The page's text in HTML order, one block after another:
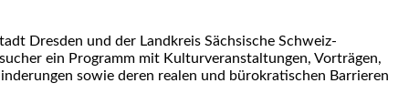
Dresden und der Landkreis Sächsische Schweiz-
ein Programm mit Kulturveranstaltungen, Vorträgen,
sowie deren realen und bürokratischen Barrieren